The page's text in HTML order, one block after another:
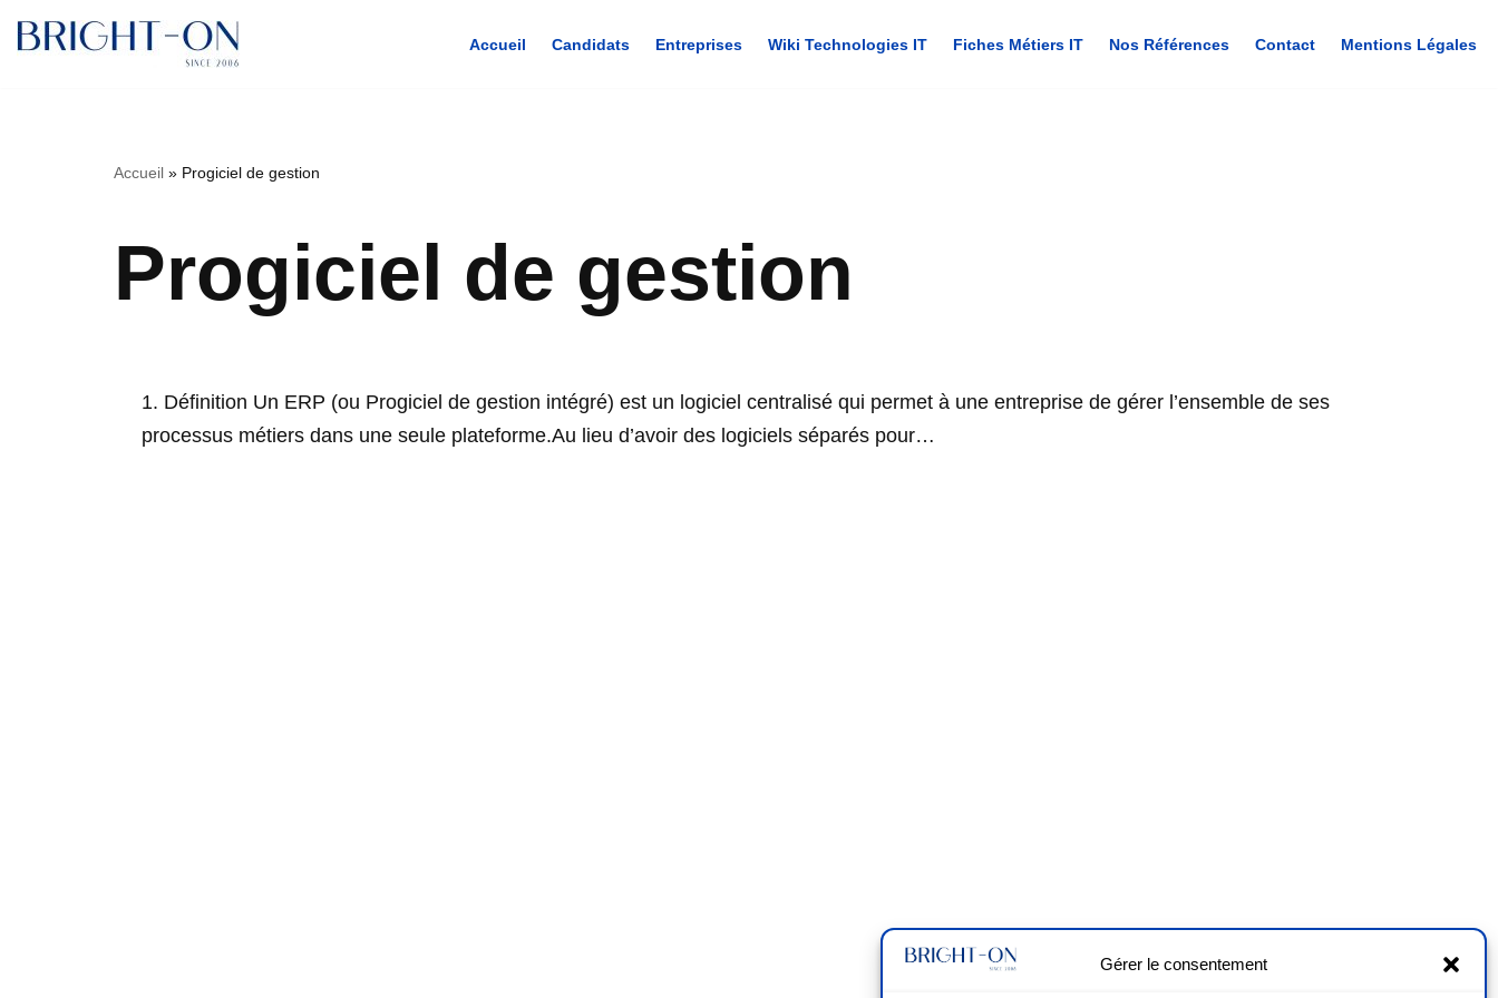
Gérer le consentement
Accueil Candidats Entreprises Wiki Technologies IT Fiches Métiers IT Nos Références Contact Mentions Légales
Accueil » Progiciel de gestion
Progiciel de gestion
1. Définition Un ERP (ou Progiciel de gestion intégré) est un logiciel centralisé qui permet à une entreprise de gérer l’ensemble de ses
processus métiers dans une seule plateforme.Au lieu d’avoir des logiciels séparés pour…